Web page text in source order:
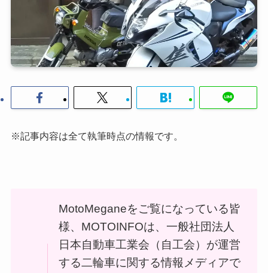
※記事内容は全て執筆時点の情報です。
MotoMeganeをご覧になっている皆
様、MOTOINFOは、一般社団法人
日本自動車工業会（自工会）が運営
する二輪車に関する情報メディアで